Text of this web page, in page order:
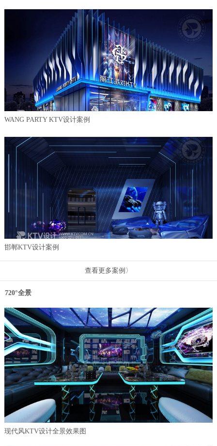
WANG PARTY KTV设计案例
邯郸KTV设计案例
查看更多案例〉
720°全景
现代风KTV设计全景效果图